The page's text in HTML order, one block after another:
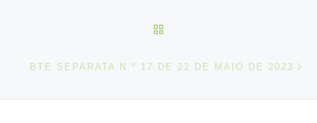
BTE SEPARATA N.º 17 DE 22 DE MAIO DE 2023